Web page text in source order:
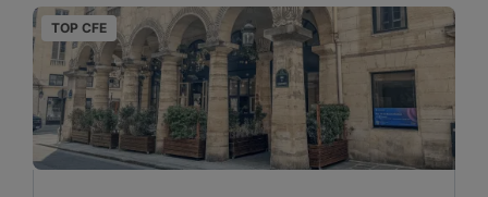
TOP CFE